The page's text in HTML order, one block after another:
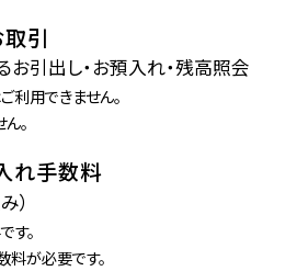
引
お引出し・お預入れ・残高照会
利用できません。
。
れ手数料
）
す。
が必要です。